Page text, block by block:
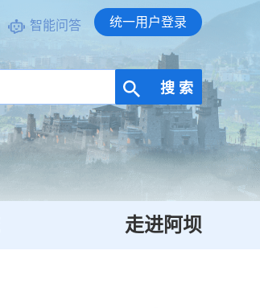
智能问答 统一用户登录
搜 索
走进阿坝